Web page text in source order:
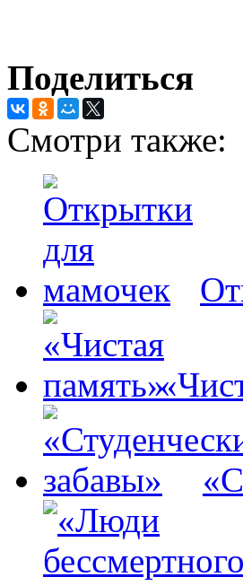
Поделиться
Смотри также: